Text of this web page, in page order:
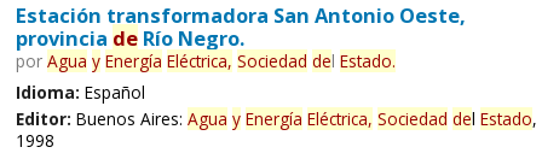
Estación transformadora San Antonio Oeste,
provincia deRío Negro.
por Agua y Energía Eléctrica, Sociedad del Estado.
Idioma: Español
Editor: Buenos Aires: Agua y Energía Eléctrica, Sociedad del Estado,
1998